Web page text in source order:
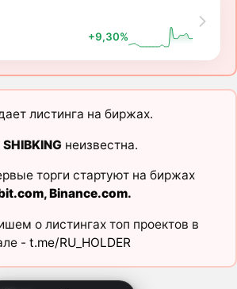
+9,30%
листинга на биржах.
SHIBKINGнеизвестна.
торги стартуют на биржах
,Binance.com.
о листингах топ проектов в
- t.me/RU_HOLDER